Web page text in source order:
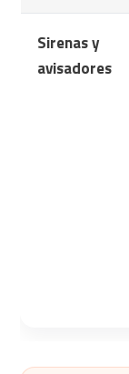
Sirenas y
avisadores